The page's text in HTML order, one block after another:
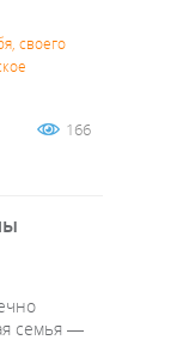
своего
166
семья —